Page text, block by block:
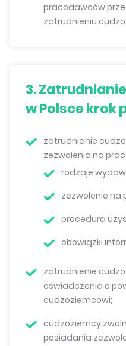
pracodawców
zatrudnieniu
3.
w Polsce krok
zatrudnianie
zezwolenia na
rodzaje
zezwolenie na
procedura
obowiązki
zatrudnienie
oświadczenia o
cudzoziemcowi;
cudzoziemcy
posiadania